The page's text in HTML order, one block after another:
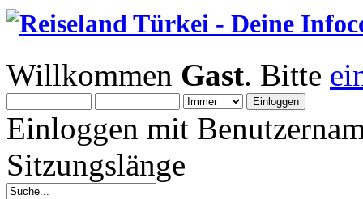
Willkommen Gast. Bitte
Einloggen mit
Sitzungslänge